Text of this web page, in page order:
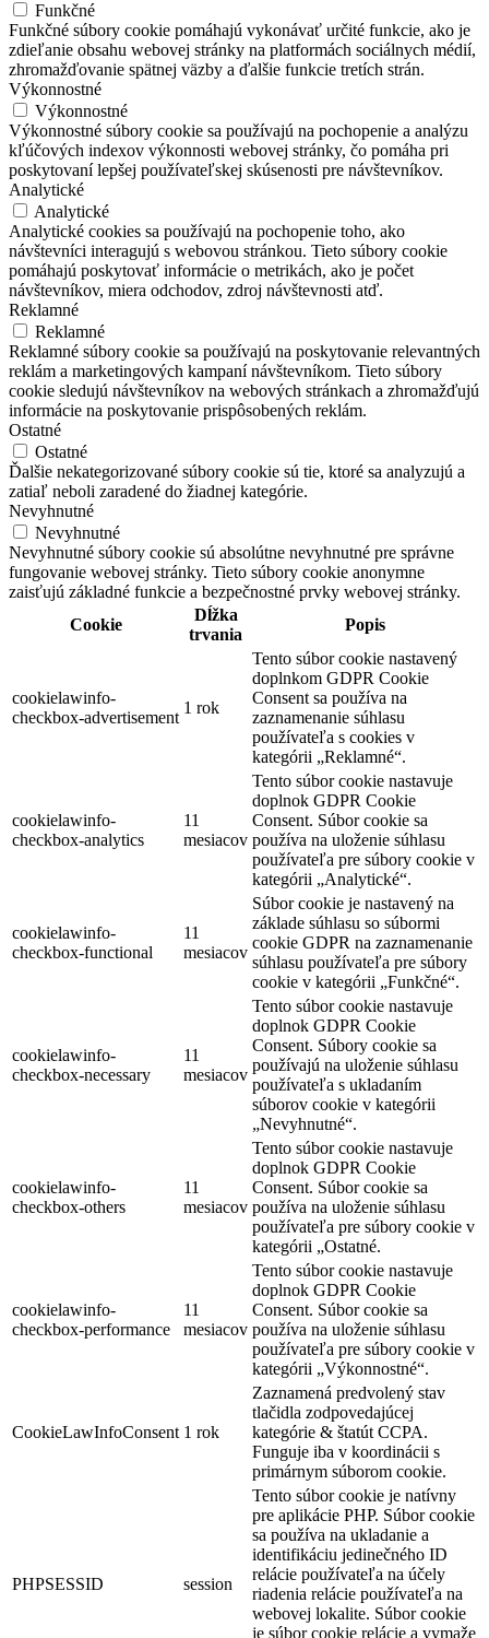
Funkčné
Funkčné súbory cookie pomáhajú vykonávať určité funkcie, ako je
zdieľanie obsahu webovej stránky na platformách sociálnych médií,
zhromažďovanie spätnej väzby a ďalšie funkcie tretích strán.
Výkonnostné
Výkonnostné
Výkonnostné súbory cookie sa používajú na pochopenie a analýzu
kľúčových indexov výkonnosti webovej stránky, čo pomáha pri
poskytovaní lepšej používateľskej skúsenosti pre návštevníkov.
Analytické
Analytické
Analytické cookies sa používajú na pochopenie toho, ako
návštevníci interagujú s webovou stránkou. Tieto súbory cookie
pomáhajú poskytovať informácie o metrikách, ako je počet
návštevníkov, miera odchodov, zdroj návštevnosti atď.
Reklamné
Reklamné
Reklamné súbory cookie sa používajú na poskytovanie relevantných
reklám a marketingových kampaní návštevníkom. Tieto súbory
cookie sledujú návštevníkov na webových stránkach a zhromažďujú
informácie na poskytovanie prispôsobených reklám.
Ostatné
Ostatné
Ďalšie nekategorizované súbory cookie sú tie, ktoré sa analyzujú a
zatiaľ neboli zaradené do žiadnej kategórie.
Nevyhnutné
Nevyhnutné
Nevyhnutné súbory cookie sú absolútne nevyhnutné pre správne
fungovanie webovej stránky. Tieto súbory cookie anonymne
zaisťujú základné funkcie a bezpečnostné prvky webovej stránky.
Cookie
Dĺžka
trvania
Popis
cookielawinfo-
checkbox-advertisement
1 rok
Tento súbor cookie nastavený
doplnkom GDPR Cookie
Consent sa používa na
zaznamenanie súhlasu
používateľa s cookies v
kategórii „Reklamné“.
cookielawinfo-
checkbox-analytics
11
mesiacov
Tento súbor cookie nastavuje
doplnok GDPR Cookie
Consent. Súbor cookie sa
používa na uloženie súhlasu
používateľa pre súbory cookie v
kategórii „Analytické“.
cookielawinfo-
checkbox-functional
11
mesiacov
Súbor cookie je nastavený na
základe súhlasu so súbormi
cookie GDPR na zaznamenanie
súhlasu používateľa pre súbory
cookie v kategórii „Funkčné“.
cookielawinfo-
checkbox-necessary
11
mesiacov
Tento súbor cookie nastavuje
doplnok GDPR Cookie
Consent. Súbory cookie sa
používajú na uloženie súhlasu
používateľa s ukladaním
súborov cookie v kategórii
„Nevyhnutné“.
cookielawinfo-
checkbox-others
11
mesiacov
Tento súbor cookie nastavuje
doplnok GDPR Cookie
Consent. Súbor cookie sa
používa na uloženie súhlasu
používateľa pre súbory cookie v
kategórii „Ostatné.
cookielawinfo-
checkbox-performance
11
mesiacov
Tento súbor cookie nastavuje
doplnok GDPR Cookie
Consent. Súbor cookie sa
používa na uloženie súhlasu
používateľa pre súbory cookie v
kategórii „Výkonnostné“.
CookieLawInfoConsent 1 rok
Zaznamená predvolený stav
tlačidla zodpovedajúcej
kategórie & štatút CCPA.
Funguje iba v koordinácii s
primárnym súborom cookie.
PHPSESSID session
Tento súbor cookie je natívny
pre aplikácie PHP. Súbor cookie
sa používa na ukladanie a
identifikáciu jedinečného ID
relácie používateľa na účely
riadenia relácie používateľa na
webovej lokalite. Súbor cookie
je súbor cookie relácie a vymaže